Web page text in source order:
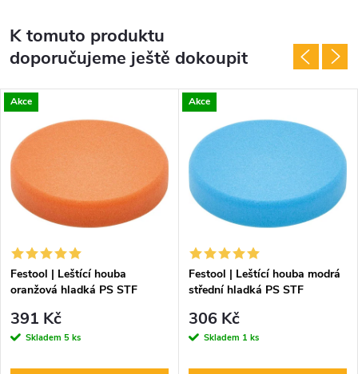
K tomuto produktu
doporučujeme ještě dokoupit
Akce
Festool | Leštící houba
oranžová hladká PS STF
391 Kč
Skladem 5 ks
Akce
Festool | Leštící houba modrá
střední hladká PS STF
306 Kč
Skladem 1 ks